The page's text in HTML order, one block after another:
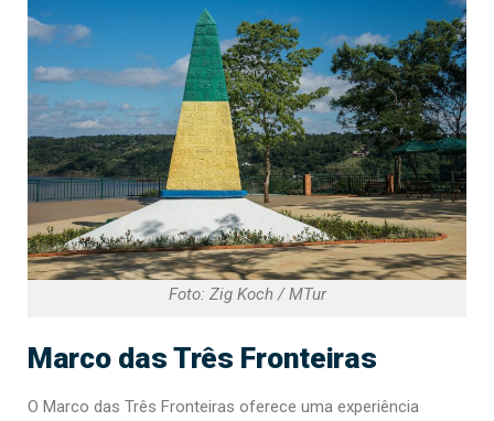
Foto: Zig Koch / MTur
Marco das Três Fronteiras
O Marco das Três Fronteiras oferece uma experiência